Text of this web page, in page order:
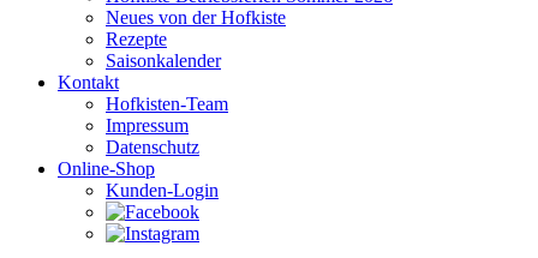
Neues von der Hofkiste
Rezepte
Saisonkalender
Kontakt
Hofkisten-Team
Impressum
Datenschutz
Online-Shop
Kunden-Login